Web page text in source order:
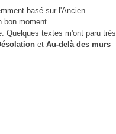
basé sur l'Ancien
bon moment.
Quelques textes m'ont paru très
et Au-delà des murs